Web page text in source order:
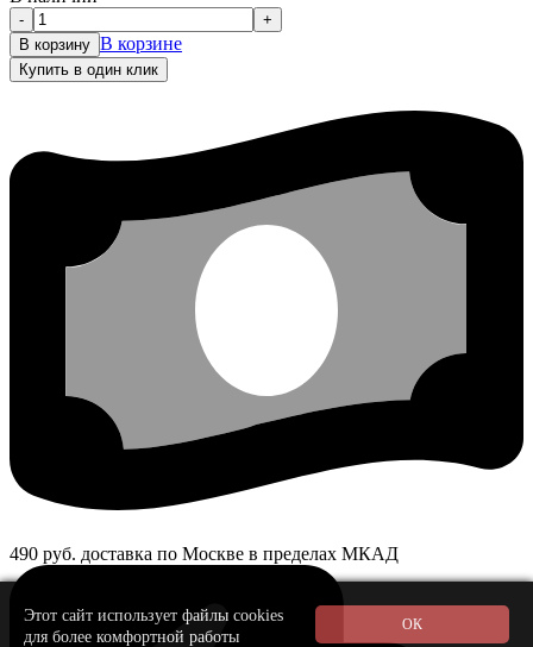
-
+
В корзину В корзине
Купить в один клик
490 руб. доставка по Москве в пределах МКАД
Этот сайт использует файлы cookies
для более комфортной работы